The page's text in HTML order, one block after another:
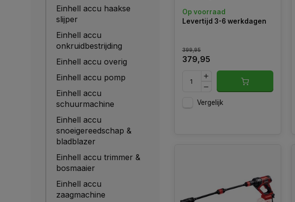
Einhell accu haakse
slijper
Einhell accu
onkruidbestrijding
Einhell accu overig
Einhell accu pomp
Einhell accu
schuurmachine
Einhell accu
snoeigereedschap &
bladblazer
Einhell accu trimmer &
bosmaaier
Einhell accu
zaagmachine
Op voorraad
Levertijd 3-6 werkdagen
399,95
379,95
Vergelijk